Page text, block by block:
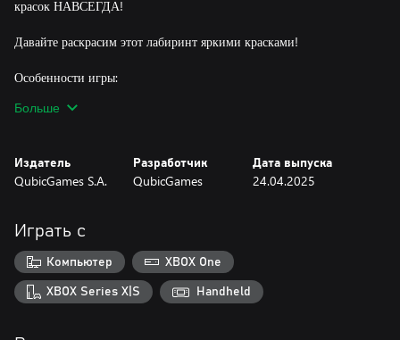
красок НАВСЕГДА!
Давайте раскрасим этот лабиринт яркими красками!
Особенности игры:
- Напряжённый режим Time Rush
- Сотни уровней для раскрашивания и множество ярких шаров
для разблокировки
Больше
Издатель
QubicGames S.A.
Разработчик
QubicGames
Дата выпуска
24.04.2025
Играть с
Компьютер XBOX One
XBOX Series X|S Handheld